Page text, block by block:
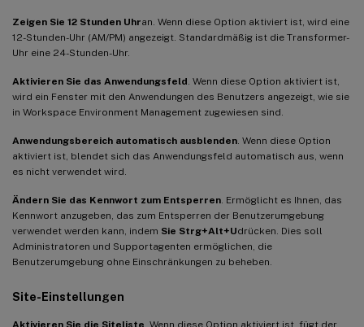
Zeigen Sie 12 Stunden Uhran. Wenn diese Option aktiviert ist, wird eine
12-Stunden-Uhr (AM/PM) angezeigt. Standardmäßig ist die Transformer-
Uhr eine 24-Stunden-Uhr.
Aktivieren Sie das Anwendungsfeld . Wenn diese Option aktiviert ist,
wird ein Fenster mit den Anwendungen des Benutzers angezeigt, wie sie
in Workspace Environment Management zugewiesen sind.
Anwendungsbereich automatisch ausblenden . Wenn diese Option
aktiviert ist, blendet sich das Anwendungsfeld automatisch aus, wenn
es nicht verwendet wird.
Ändern Sie das Kennwort zum Entsperren . Ermöglicht es Ihnen, das
Kennwort anzugeben, das zum Entsperren der Benutzerumgebung
verwendet werden kann, indem Sie Strg+Alt+Udrücken. Dies soll
Administratoren und Supportagenten ermöglichen, die
Benutzerumgebung ohne Einschränkungen zu beheben.
Site-Einstellungen
Aktivieren Sie die Siteliste . Wenn diese Option aktiviert ist, fügt der